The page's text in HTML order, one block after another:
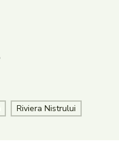
Riviera Nistrului